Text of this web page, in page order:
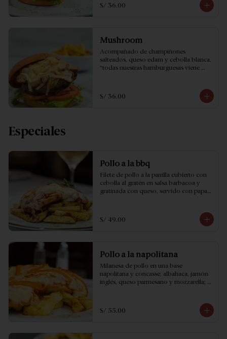
S/ 36.00
Mushroom
Acompañado de champiñones
salteados, queso edam y cebolla blanca.
*todas nuestras hamburguesas viene
S/ 36.00
Especiales
Pollo a la bbq
Filete de pollo a la parrilla cubierto con
cebolla al gratén en salsa barbacoa y
gratinada con queso, servido con papas
S/ 49.00
Pollo a la napolitana
Milanesa de pollo en una base
napolitana y concasse, albahaca, jamón
inglés, queso parmesano y mozzarella;
S/ 55.00